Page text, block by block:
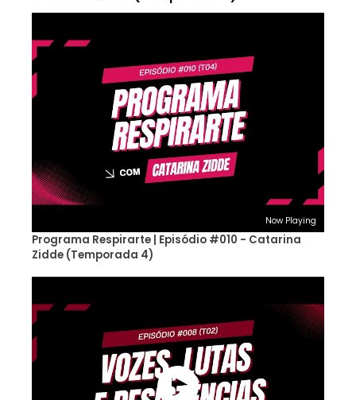
Now Playing
Programa Respirarte | Episódio #010 - Catarina
Zidde (Temporada 4)